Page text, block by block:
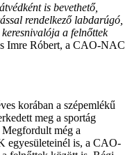
is bevethető,
rendelkező labdarúgó,
a felnőttek
Imre Róbert, a CAO-NAC
korában a szépemlékű
meg a sportág
még a
egyesületeinél is, a CAO-